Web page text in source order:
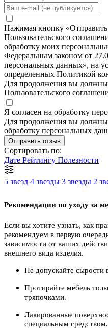
Нажимая кнопку
Пользовательского
обработку моих
Федеральным законом от
персональных данных», на
определенных Политикой
Для продолжения вы должны
Пользовательского
Я согласен на обработку
Для продолжения вы должны
обработку персональных
Отправить отзыв
Сортировать по:
Дате Рейтингу Полезности
5 звезд 4 звезды 3 звезды 2
Рекомендации по уходу за
Если вы хотите узнать, как
рекомендуем в первую
зависимости от ваших
внешнего вида изделия.
Не допускайте сырости
Протирайте мебель
тряпочками.
Лакированные
специальным средством.